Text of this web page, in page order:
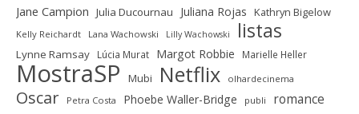
Jane Campion Julia Ducournau Juliana Rojas Kathryn Bigelow
Kelly Reichardt Lana Wachowski Lilly Wachowski listas
Lynne Ramsay Lúcia Murat Margot Robbie Marielle Heller
MostraSP Mubi Netflix olhardecinema
Oscar Petra Costa Phoebe Waller-Bridge publi romance